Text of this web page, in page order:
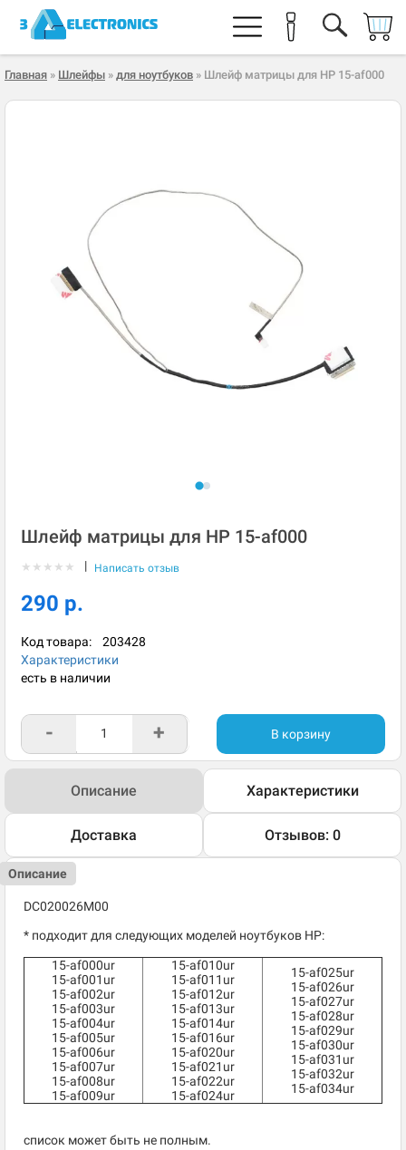
Главная » Шлейфы » для ноутбуков » Шлейф матрицы для HP 15-af000
Шлейф матрицы для HP 15-af000
★ ★ ★ ★ ★ | Написать отзыв
290 р.
Код товара: 203428
Характеристики
есть в наличии
- + В корзину
Описание Характеристики
Доставка Отзывов: 0
Описание
DC020026M00
* подходит для следующих моделей ноутбуков HP:
15-af000ur
15-af001ur
15-af002ur
15-af003ur
15-af004ur
15-af005ur
15-af006ur
15-af007ur
15-af008ur
15-af009ur
15-af010ur
15-af011ur
15-af012ur
15-af013ur
15-af014ur
15-af016ur
15-af020ur
15-af021ur
15-af022ur
15-af024ur
15-af025ur
15-af026ur
15-af027ur
15-af028ur
15-af029ur
15-af030ur
15-af031ur
15-af032ur
15-af034ur
список может быть не полным.